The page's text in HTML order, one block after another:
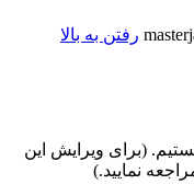
رفتن به بالا
هستیم. (برای ویرایش این
نمایید.)